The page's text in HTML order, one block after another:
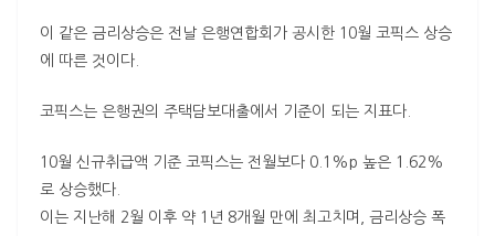
이 같은 금리상승은 전날 은행연합회가 공시한 10월 코픽스 상승
에 따른 것이다.
코픽스는 은행권의 주택담보대출에서 기준이 되는 지표다.
10월 신규취급액 기준 코픽스는 전월보다 0.1%p 높은 1.62%
로 상승했다.
이는 지난해 2월 이후 약 1년 8개월 만에 최고치며, 금리상승 폭